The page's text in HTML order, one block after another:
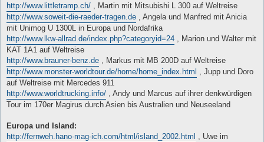
http://www.littletramp.ch/ , Martin mit Mitsubishi L 300 auf Weltreise
http://www.soweit-die-raeder-tragen.de , Angela und Manfred mit Anicia
mit Unimog U 1300L in Europa und Nordafrika
http://www.lkw-allrad.de/index.php?categoryid=24 , Marion und Walter mit
KAT 1A1 auf Weltreise
http://www.brauner-benz.de , Markus mit MB 200D auf Weltreise
http://www.monster-worldtour.de/home/home_index.html
, Jupp und Doro
auf Weltreise mit Mercedes 911
http://www.worldtrucking.info/ , Andy und Marcus auf ihrer denkwürdigen
Tour im 170er Magirus durch Asien bis Australien und Neuseeland
Europa und Island:
http://fernweh.hano-mag-ich.com/html/island_2002.html
, Uwe im